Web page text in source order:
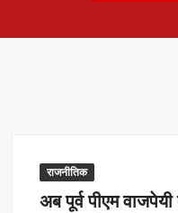
राजनीतिक
अब पूर्व पीएम